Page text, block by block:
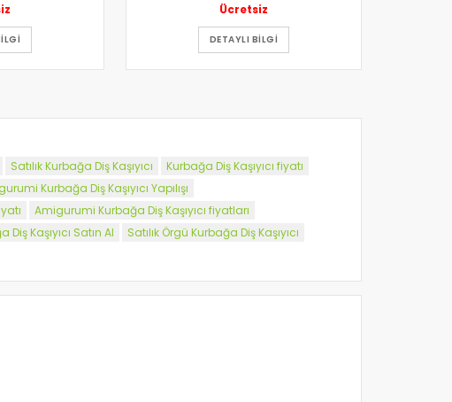
Ücretsiz
DETAYLI BILGI
Satılık Kurbağa Diş Kaşıyıcı
Kurbağa Diş Kaşıyıcı fiyatı
Kurbağa Diş Kaşıyıcı Yapılışı
Amigurumi Kurbağa Diş Kaşıyıcı fiyatları
Diş Kaşıyıcı Satın Al
Satılık Örgü Kurbağa Diş Kaşıyıcı